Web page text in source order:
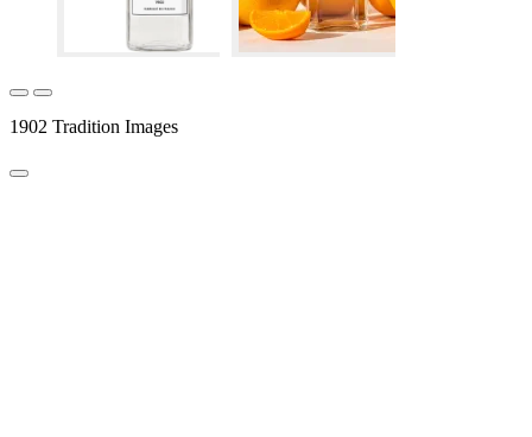
1902 Tradition Images